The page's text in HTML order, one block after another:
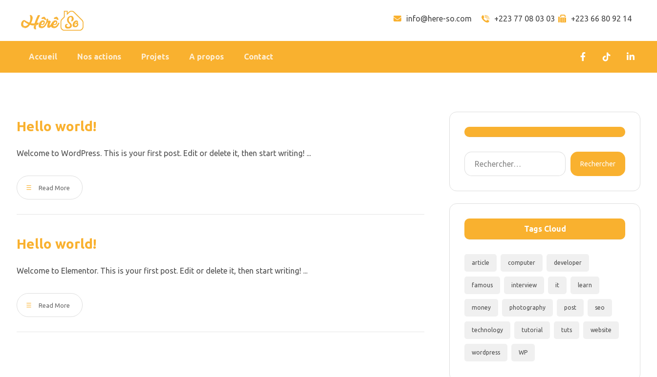
+223 66 80 92 14
+223 77 08 03 03
info@here-so.com
Accueil Nos actions Projets A propos Contact
Hello world!
Welcome to WordPress. This is your first post. Edit or delete it, then start writing! ...
Read More
Hello world!
Welcome to Elementor. This is your first post. Edit or delete it, then start writing! ...
Read More
Rechercher
Tags Cloud
article computer developer
famous interview it learn
money photography post seo
technology tutorial tuts website
wordpress WP